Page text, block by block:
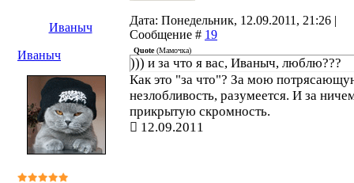
Иваныч
Дата: Понедельник, 12.09.2011, 21:26 |
Сообщение # 19
Иваныч
Quote(Мамочка)
))) и за что я вас, Иваныч, люблю???
Как это "за что"? За мою
незлобливость, разумеется. И за
прикрытую скромность.
12.09.2011